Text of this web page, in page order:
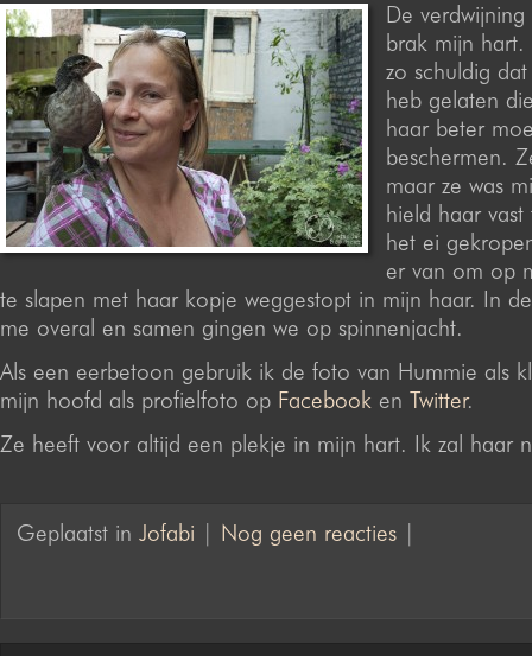
De
brak mijn
zo schuldig
heb gelaten
haar beter
beschermen.
maar ze was
hield haar
het ei
er van om op
te slapen met haar kopje weggestopt in mijn haar. In
me overal en samen gingen we op spinnenjacht.
Als een eerbetoon gebruik ik de foto van Hummie als
mijn hoofd als profielfoto op Facebook en Twitter.
Ze heeft voor altijd een plekje in mijn hart. Ik zal haar
Geplaatst in Jofabi Nog geen reacties